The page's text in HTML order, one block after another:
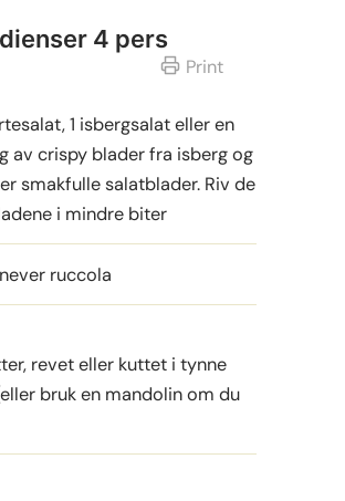
Print
4 pers
1 isbergsalat eller en
av crispy blader fra isberg og
smakfulle salatblader. Riv de
i mindre biter
ruccola
revet eller kuttet i tynne
bruk en mandolin om du